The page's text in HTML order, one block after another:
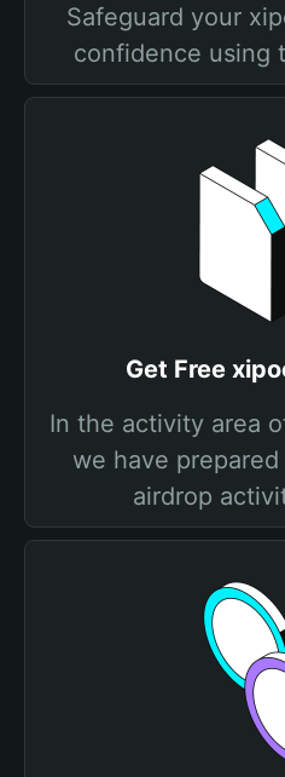
Safeguard your
confidence using
Get Free
In the activity area
we have
airdrop